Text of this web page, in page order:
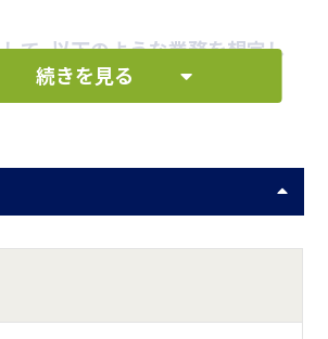
て、以下のような業務を想定し
“クルマの魅力”を最大限に引き出しま
社？
続きを見る